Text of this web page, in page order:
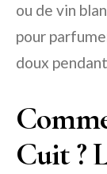
ou de vin
pour
doux
Cuit ?